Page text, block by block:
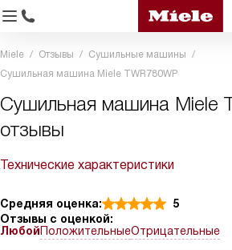
Miele Отзывы
Сушильные машины
Сушильная машина Miele TWR780WP
Сушильная машина Miele
отзывы
Технические характеристики
Средняя оценка:
5
Отзывы с оценкой:
ЛюбойПоложительныеОтрицательные